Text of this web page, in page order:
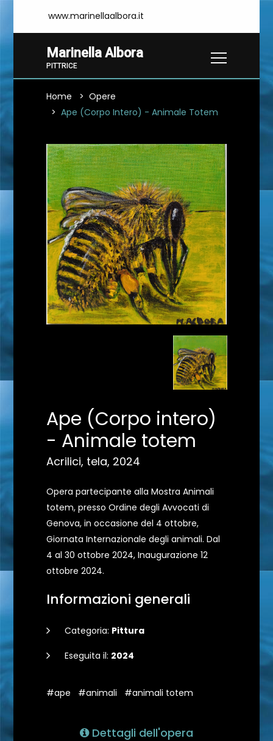
www.marinellaalbora.it
Marinella Albora
PITTRICE
Home
Opere
Ape (Corpo Intero) - Animale Totem
Ape (Corpo intero)
- Animale totem
Acrilici, tela, 2024
Opera partecipante alla Mostra Animali
totem, presso Ordine degli Avvocati di
Genova, in occasione del 4 ottobre,
Giornata Internazionale degli animali. Dal
4 al 30 ottobre 2024, Inaugurazione 12
ottobre 2024.
Informazioni generali
Categoria: Pittura
Eseguita il: 2024
#ape #animali #animali totem
Dettagli dell'opera